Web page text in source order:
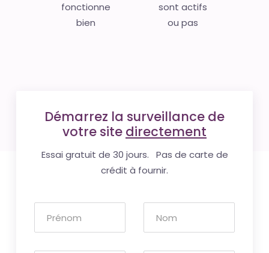
fonctionne
bien
sont actifs
ou pas
Démarrez la surveillance de
votre site directement
Essai gratuit de 30 jours. Pas de carte de
crédit à fournir.